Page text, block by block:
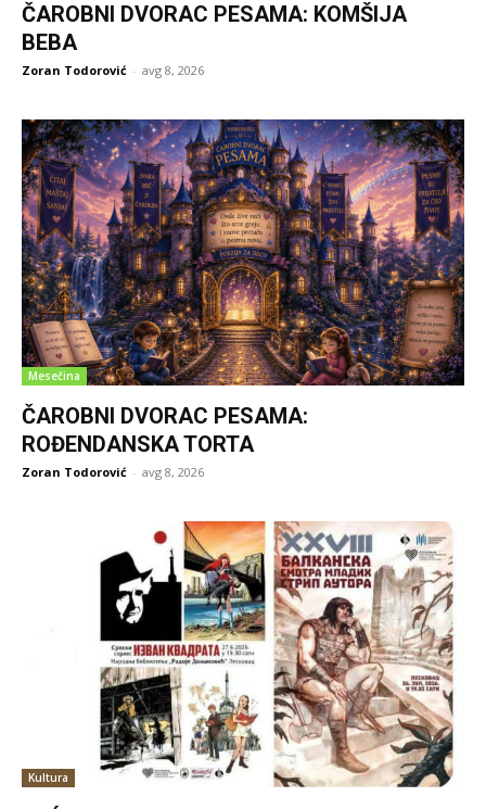
ČAROBNI DVORAC PESAMA: KOMŠIJA
BEBA
Zoran Todorović - avg 8, 2026
Mesečina
ČAROBNI DVORAC PESAMA:
ROĐENDANSKA TORTA
Zoran Todorović - avg 8, 2026
Kultura